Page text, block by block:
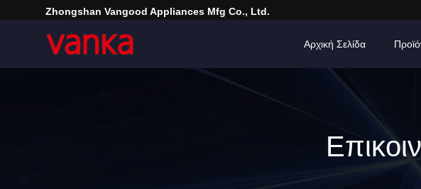
Zhongshan Vangood Appliances Mfg Co., Ltd.
Αρχική Σελίδα